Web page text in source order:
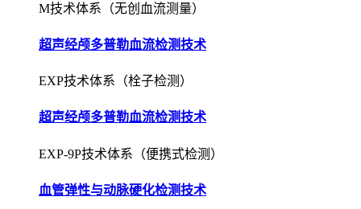
M技术体系（无创血流测量）
超声经颅多普勒血流检测技术
EXP技术体系（栓子检测）
超声经颅多普勒血流检测技术
EXP-9P技术体系（便携式检测）
血管弹性与动脉硬化检测技术